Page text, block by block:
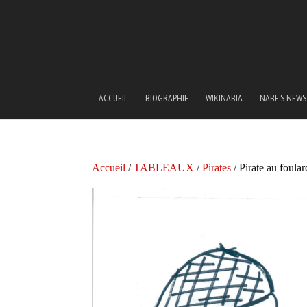
ACCUEIL BIOGRAPHIE WIKINABIA NABE’S NEWS
Accueil /TABLEAUX /Pirates / Pirate au